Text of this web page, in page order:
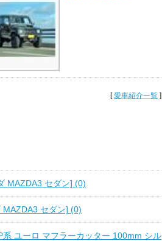
[愛車紹介一覧 ]
MAZDA3 セダン] (0)
セダン] (0)
ユーロ マフラーカッター 100mm シル